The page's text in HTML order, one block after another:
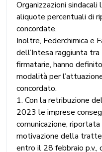
Organizzazioni
aliquote percentuali di
concordate.
Inoltre, Federchimica e
dell’Intesa raggiunta
firmatarie, hanno
modalità per
concordato.
1. Con la retribuzione
2023 le imprese
comunicazione,
motivazione della
entro il 28 febbraio p.v.,